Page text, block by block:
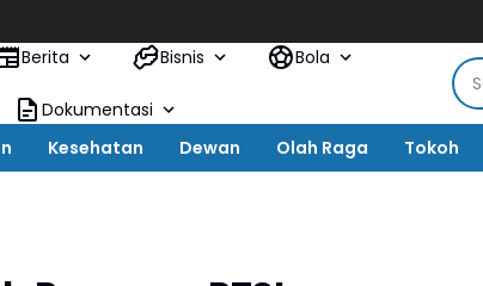
Berita Bisnis Bola
Dokumentasi
Kesehatan Dewan Olah Raga Tokoh